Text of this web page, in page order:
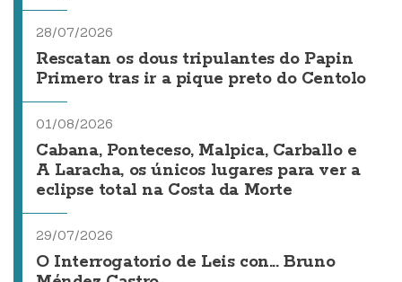
28/07/2026
Rescatan os dous tripulantes do Papin
Primero tras ir a pique preto do Centolo
01/08/2026
Cabana, Ponteceso, Malpica, Carballo e
A Laracha, os únicos lugares para ver a
eclipse total na Costa da Morte
29/07/2026
O Interrogatorio de Leis con... Bruno